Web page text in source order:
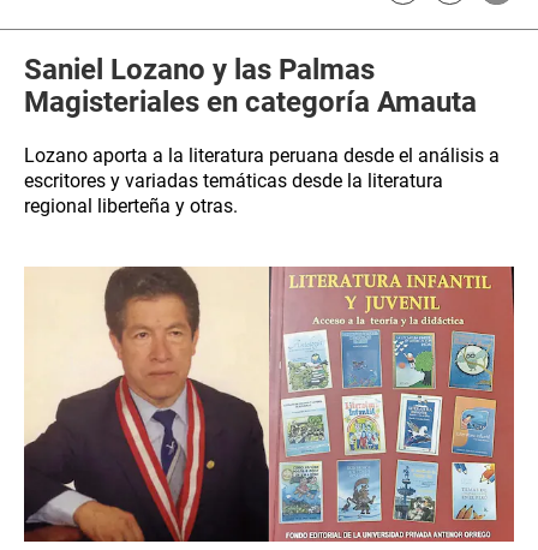
Saniel Lozano y las Palmas
Magisteriales en categoría Amauta
Lozano aporta a la literatura peruana desde el análisis a
escritores y variadas temáticas desde la literatura
regional liberteña y otras.